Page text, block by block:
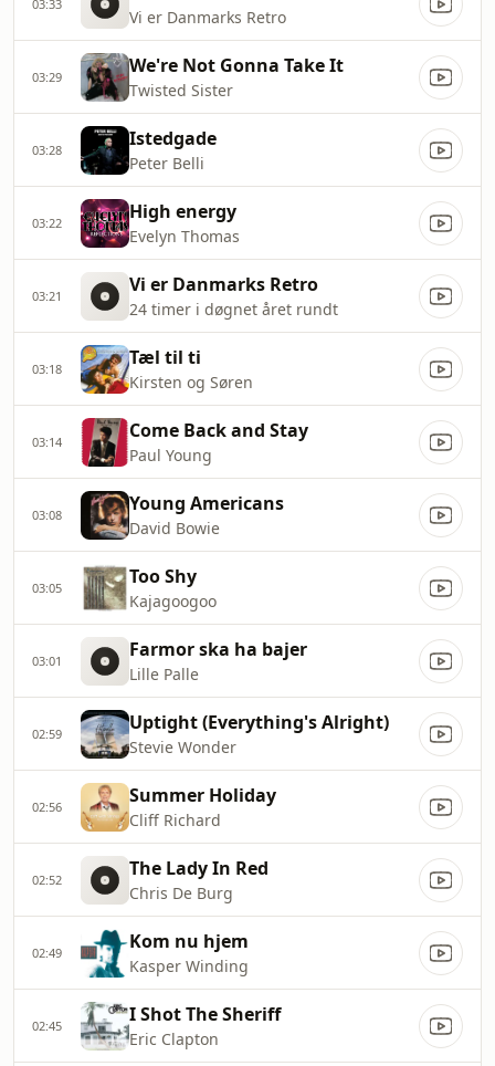
03:33
Vi er Danmarks Retro
03:29 We're Not Gonna Take It
Twisted Sister
03:28 Istedgade
Peter Belli
03:22 High energy
Evelyn Thomas
03:21 Vi er Danmarks Retro
24 timer i døgnet året rundt
03:18 Tæl til ti
Kirsten og Søren
03:14 Come Back and Stay
Paul Young
03:08 Young Americans
David Bowie
03:05 Too Shy
Kajagoogoo
03:01 Farmor ska ha bajer
Lille Palle
02:59 Uptight (Everything's Alright)
Stevie Wonder
02:56 Summer Holiday
Cliff Richard
02:52 The Lady In Red
Chris De Burg
02:49 Kom nu hjem
Kasper Winding
02:45 I Shot The Sheriff
Eric Clapton